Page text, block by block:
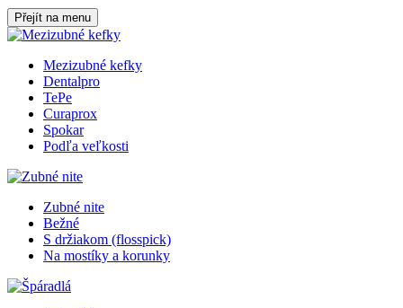
Přejít na menu
Mezizubné kefky
Dentalpro
TePe
Curaprox
Spokar
Podľa veľkosti
Zubné nite
Bežné
S držiakom (flosspick)
Na mostíky a korunky